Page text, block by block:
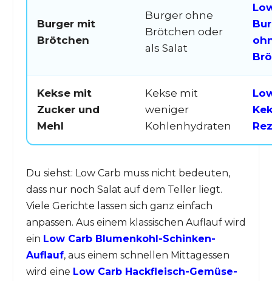
Burger mit
Brötchen
Burger ohne
Brötchen oder
als Salat
Kekse mit
Zucker und
Mehl
Kekse mit
weniger
Kohlenhydraten
Du siehst: Low Carb muss nicht bedeuten,
dass nur noch Salat auf dem Teller liegt.
Viele Gerichte lassen sich ganz einfach
anpassen. Aus einem klassischen Auflauf wird
ein Low Carb Blumenkohl-Schinken-
Auflauf, aus einem schnellen Mittagessen
wird eine Low Carb Hackfleisch-Gemüse-